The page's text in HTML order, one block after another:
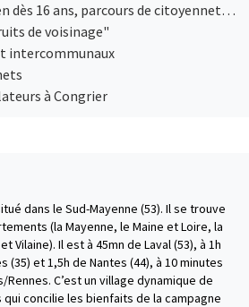
Recensement citoyen dès 16 ans, parcours de citoyenneté, enseignement de défense, et JDC
de voisinage"
intercommunaux
à Congrier
dans le Sud-Mayenne (53). Il se trouve
(la Mayenne, le Maine et Loire, la
Vilaine). Il est à 45mn de Laval (53), à 1h
(35) et 1,5h de Nantes (44), à 10 minutes
C’est un village dynamique de
concilie les bienfaits de la campagne